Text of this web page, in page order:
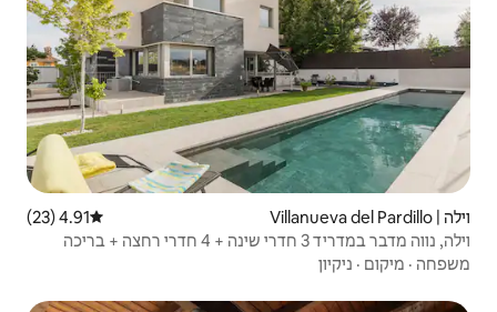
דירוג ממוצע של 4.91 מתוך 5, 23 ביקורות
4.91 (23)
וילה, נווה מדבר במדריד 3 חדרי שינה + 4 חדרי רחצה + בריכה